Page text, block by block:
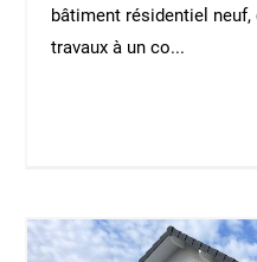
bâtiment résidentiel
travaux à un co...